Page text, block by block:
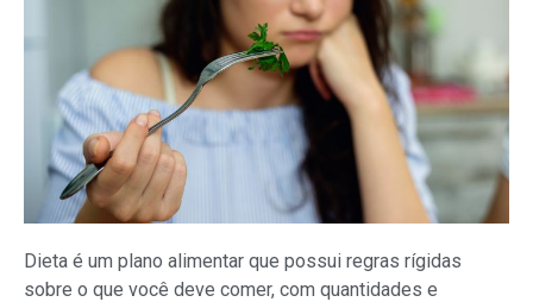
Dieta é um plano alimentar que possui regras rígidas
sobre o que você deve comer, com quantidades e